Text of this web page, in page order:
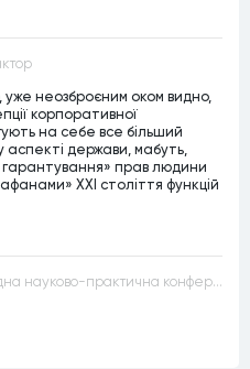
уже неозброєним оком видно,
корпоративної
на себе все більший
аспекті держави, мабуть,
прав людини
ХХІ століття функцій
22 червня відбудеться Міжнародна науково-практична конференція “Конституційна демократія в умовах загроз територіальній цілісності та національній безпеці”